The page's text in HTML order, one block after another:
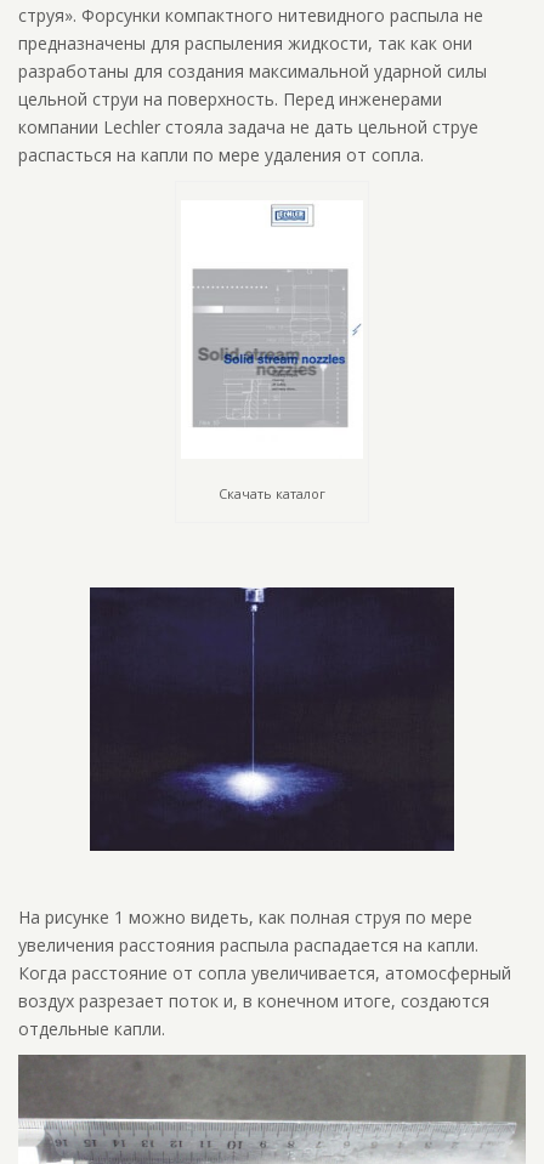
струя». Форсунки компактного нитевидного распыла не
предназначены для распыления жидкости, так как они
разработаны для создания максимальной ударной силы
цельной струи на поверхность. Перед инженерами
компании Lechler стояла задача не дать цельной струе
распасться на капли по мере удаления от сопла.
Скачать каталог
На рисунке 1 можно видеть, как полная струя по мере
увеличения расстояния распыла распадается на капли.
Когда расстояние от сопла увеличивается, атомосферный
воздух разрезает поток и, в конечном итоге, создаются
отдельные капли.